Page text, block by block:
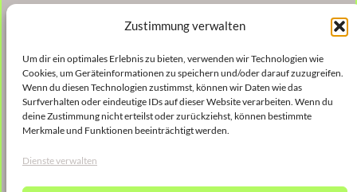
Zustimmung verwalten
Um dir ein optimales Erlebnis zu bieten, verwenden wir Technologien wie
Cookies, um Geräteinformationen zu speichern und/oder darauf zuzugreifen.
Wenn du diesen Technologien zustimmst, können wir Daten wie das
Surfverhalten oder eindeutige IDs auf dieser Website verarbeiten. Wenn du
deine Zustimmung nicht erteilst oder zurückziehst, können bestimmte
Merkmale und Funktionen beeinträchtigt werden.
Dienste verwalten